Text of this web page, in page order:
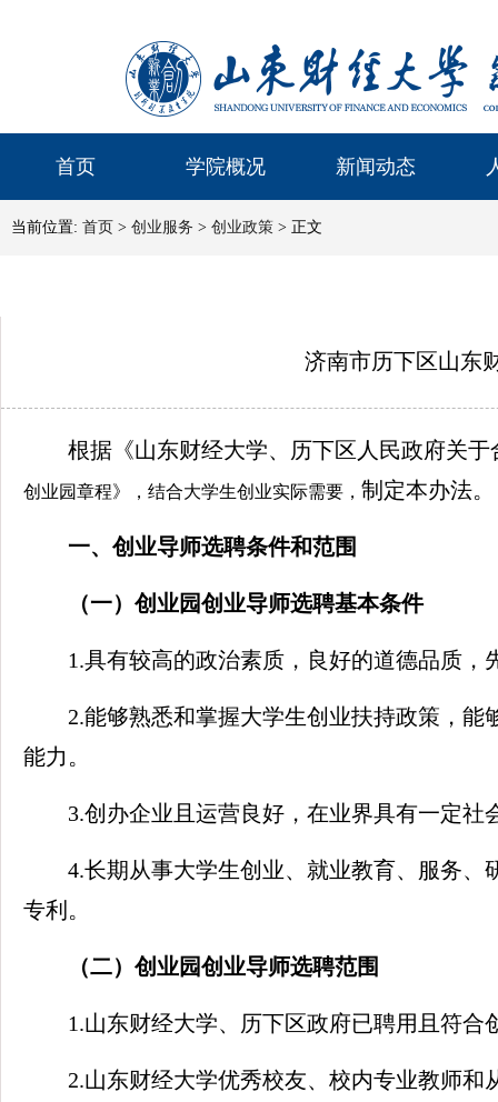
首页 学院概况 新闻动态
当前位置: 首页 > 创业服务 > 创业政策 > 正文
济南市历下区山东
根据 《山东财经大学、历下区人民政府关
创业园章程》，结合大学生创业实际需要， 制定本办法。
一、创业导师选聘条件和范围
（一）创业园创业导师选聘基本条件
1.具有较高的政治素质，良好的道德品质
2.能够熟悉和掌握大学生创业扶持政策，
能力。
3.创办企业且运营良好，在业界具有一定社
4.长期从事大学生创业、就业教育、服务
专利。
（二）创业园创业导师选聘范围
1.山东财经大学、历下区政府已聘用且符合
2.山东财经大学优秀校友、校内专业教师